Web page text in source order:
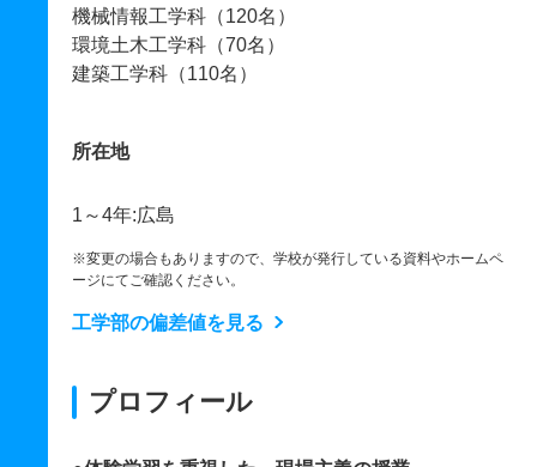
機械情報工学科（120名）
環境土木工学科（70名）
建築工学科（110名）
所在地
1～4年:広島
※変更の場合もありますので、学校が発行している資料やホームペ
ージにてご確認ください。
工学部の偏差値を見る
プロフィール